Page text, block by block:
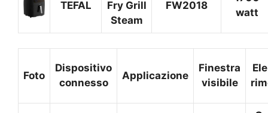
TEFAL
Fry Grill
Steam
FW2018
watt
Foto
Dispositivo
connesso
Applicazione
Finestra
visibile